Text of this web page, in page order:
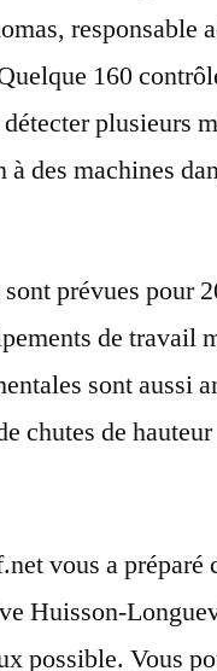
responsable
160
plusieurs
des machines
sont prévues pour
de travail
sont aussi
chutes de
vous a préparé
Huisson-
possible. Vous